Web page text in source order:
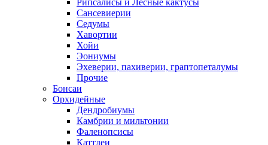
Рипсалисы и Лесные кактусы
Сансевиерии
Седумы
Хавортии
Хойи
Эониумы
Эхеверии, пахиверии, граптопеталумы
Прочие
Бонсаи
Орхидейные
Дендробиумы
Камбрии и мильтонии
Фаленопсисы
Каттлеи